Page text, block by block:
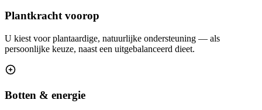
Plantkracht voorop
U kiest voor plantaardige, natuurlijke ondersteuning — als
persoonlijke keuze, naast een uitgebalanceerd dieet.
Botten & energie